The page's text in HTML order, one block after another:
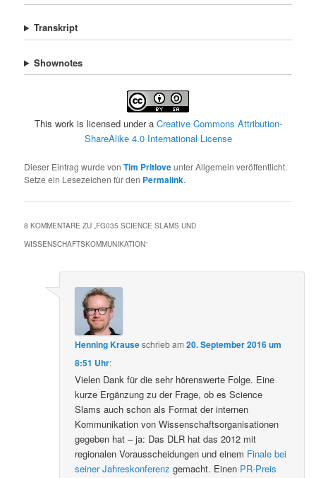
Transkript
Shownotes
This work is licensed under a Creative Commons Attribution-
ShareAlike 4.0 International License
Dieser Eintrag wurde vonTim Pritloveunter Allgemein veröffentlicht.
Setze ein Lesezeichen für den Permalink.
8 KOMMENTARE ZU „FG035 SCIENCE SLAMS UND
WISSENSCHAFTSKOMMUNIKATION“
Henning Krauseschriebam20. September 2016 um
8:51 Uhr:
Vielen Dank für die sehr hörenswerte Folge. Eine
kurze Ergänzung zu der Frage, ob es Science
Slams auch schon als Format der internen
Kommunikation von Wissenschaftsorganisationen
gegeben hat – ja: Das DLR hat das 2012 mit
regionalen Vorausscheidungen und einem Finale bei
seiner Jahreskonferenz gemacht. Einen PR-Preis